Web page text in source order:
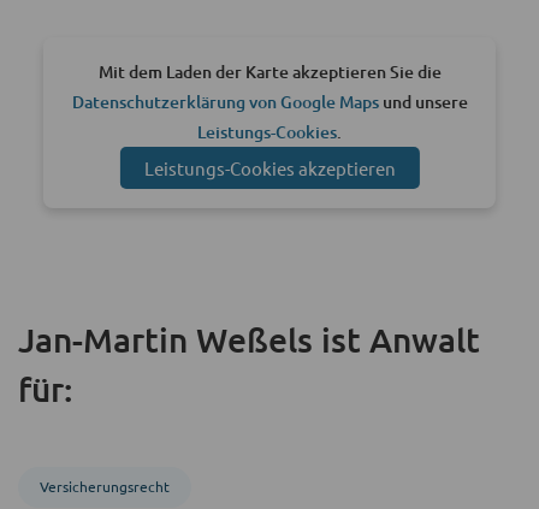
Mit dem Laden der Karte akzeptieren Sie die
Datenschutzerklärung von Google Mapsund unsere
Leistungs-Cookies
Leistungs-Cookies akzeptieren
Jan-Martin Weßels ist Anwalt
für:
Versicherungsrecht